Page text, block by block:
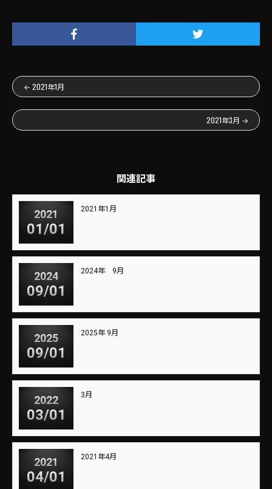
← 2021年1月
2021年3月 →
関連記事
2021
01/01
2021年1月
2024
09/01
2024年 9月
2025
09/01
2025年 9月
2022
03/01
3月
2021
04/01
2021年4月